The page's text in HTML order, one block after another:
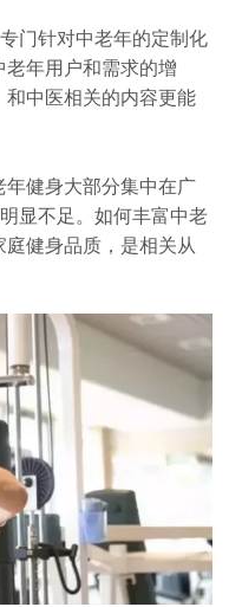
门针对中老年的定制化
年用户和需求的增
中医相关的内容更能
健身大部分集中在广
显不足。如何丰富中老
健身品质，是相关从